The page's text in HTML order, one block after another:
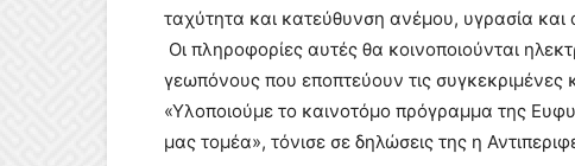
ταχύτητα και κατεύθυνση ανέμου, υγρασία
Οι πληροφορίες αυτές θα κοινοποιούνται
γεωπόνους που εποπτεύουν τις συγκεκριμένες
«Υλοποιούμε το καινοτόμο πρόγραμμα της
μας τομέα», τόνισε σε δηλώσεις της η